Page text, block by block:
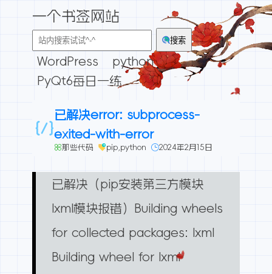
一个书签网站
搜索
WordPress
python
PyQt6每日一练
已解决error: subprocess-
exited-with-error
那些代码 pip, python 2024年2月15日
已解决（pip安装第三方模块
lxml模块报错）Building wheels
for collected packages: lxml
Building wheel for lxml